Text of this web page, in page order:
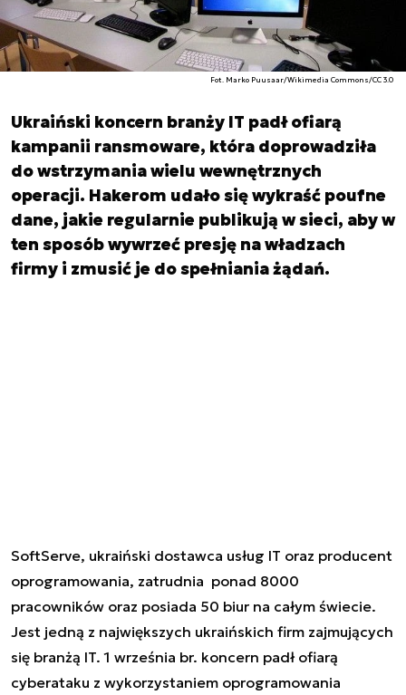
Fot. Marko Puusaar/Wikimedia Commons/CC 3.0
Ukraiński koncern branży IT padł ofiarą
kampanii ransmoware, która doprowadziła
do wstrzymania wielu wewnętrznych
operacji. Hakerom udało się wykraść poufne
dane, jakie regularnie publikują w sieci, aby w
ten sposób wywrzeć presję na władzach
firmy i zmusić je do spełniania żądań.
SoftServe, ukraiński dostawca usług IT oraz producent
oprogramowania, zatrudnia ponad 8000
pracowników oraz posiada 50 biur na całym świecie.
Jest jedną z największych ukraińskich firm zajmujących
się branżą IT. 1 września br. koncern padł ofiarą
cyberataku z wykorzystaniem oprogramowania